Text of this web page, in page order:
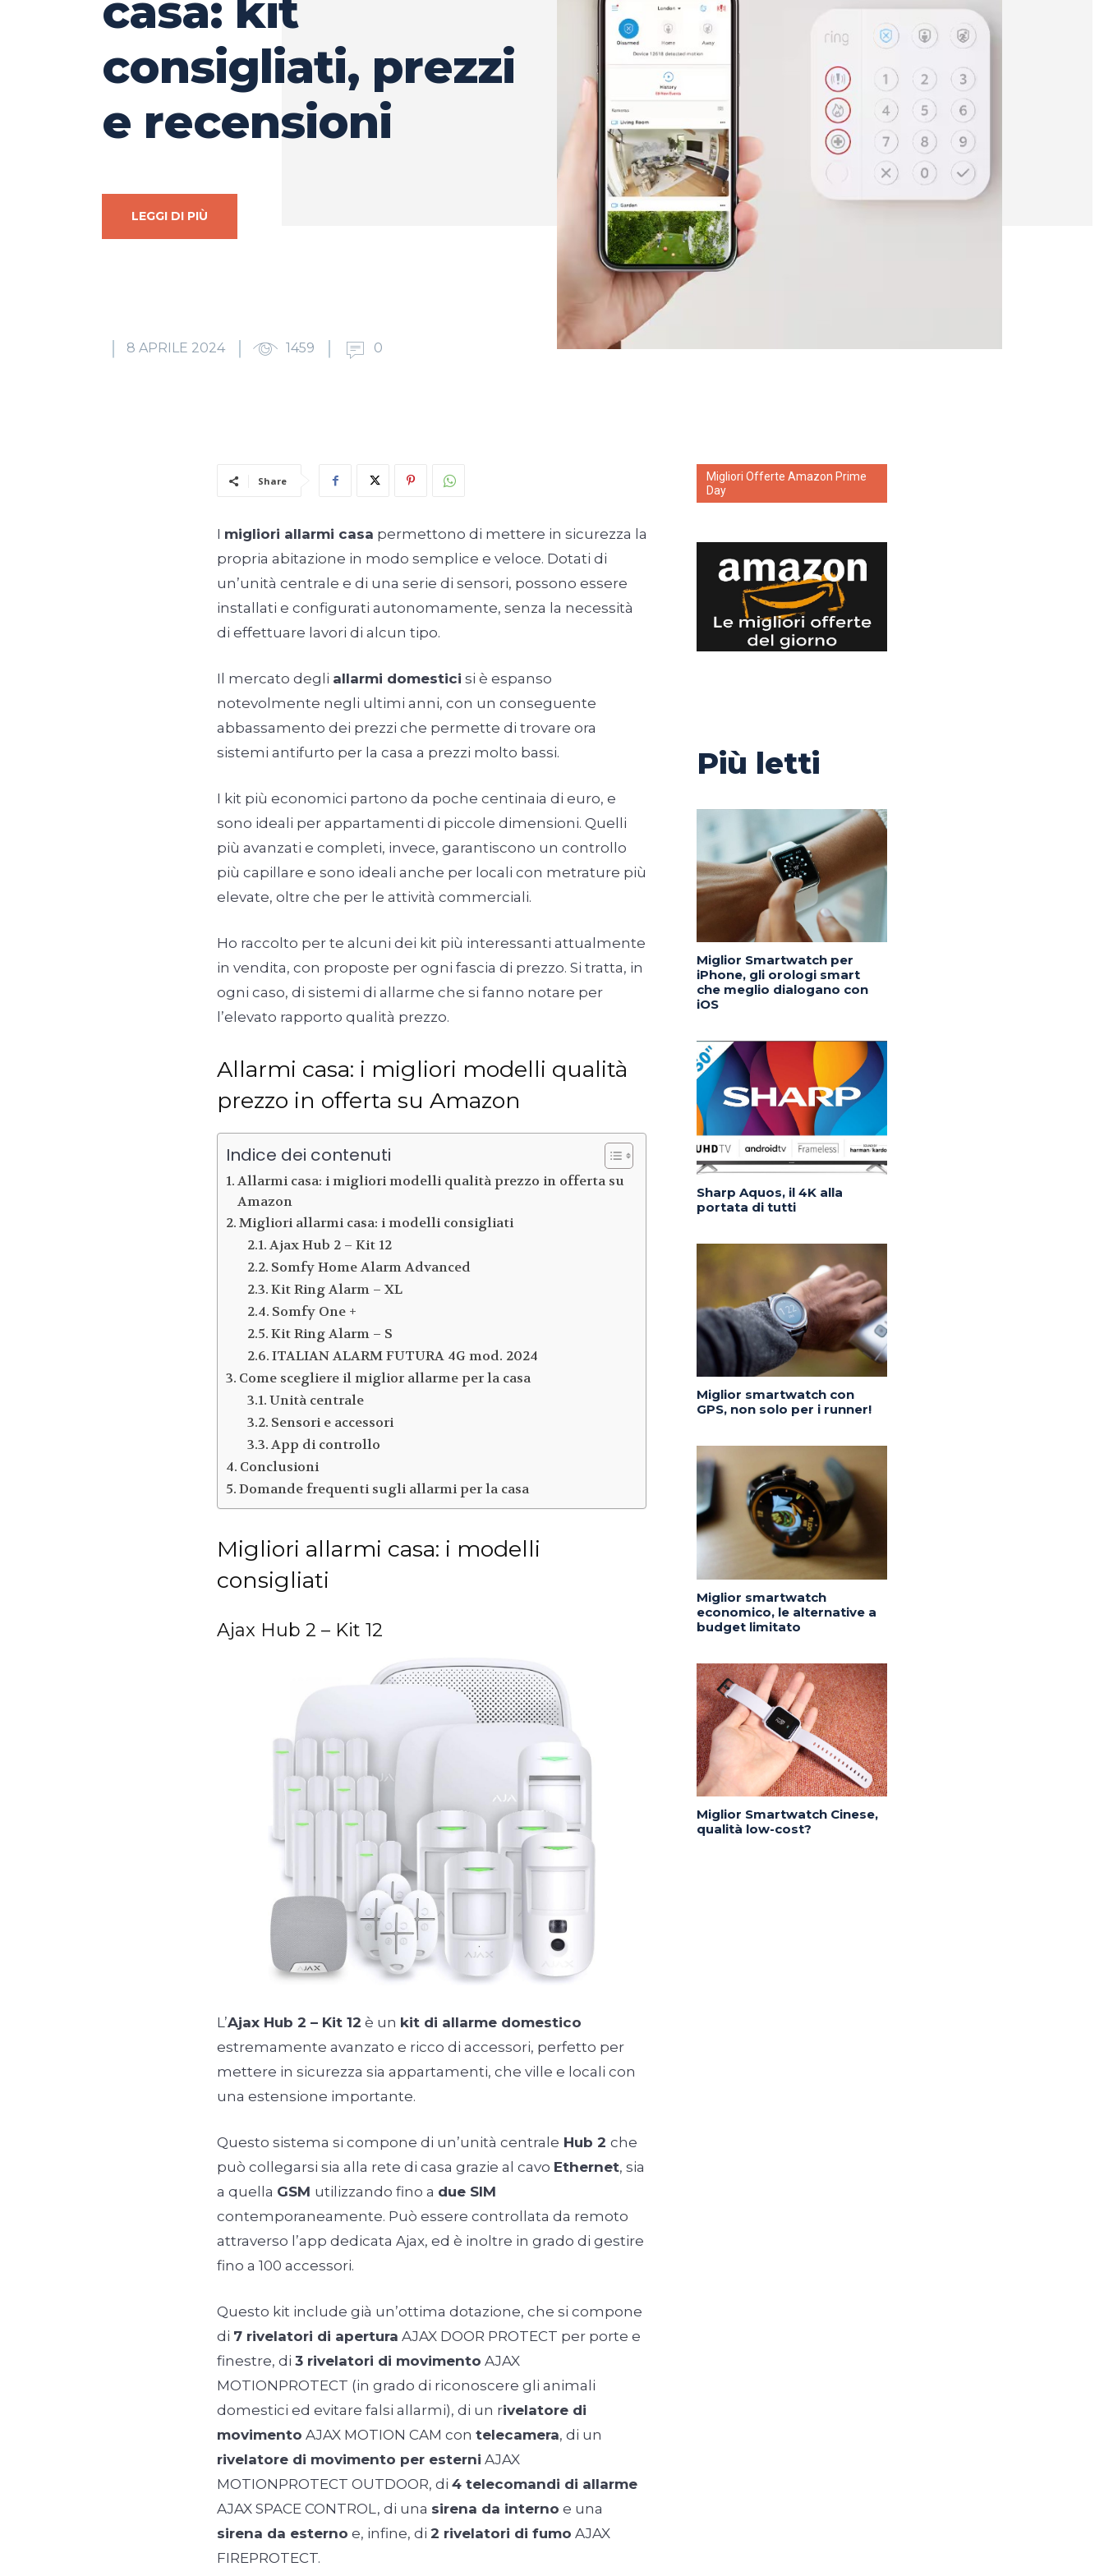
casa: kit
consigliati, prezzi
e recensioni
LEGGI DI PIÙ
8 APRILE 2024 1459 0
Share
I migliori allarmi casa permettono di mettere in sicurezza la
propria abitazione in modo semplice e veloce. Dotati di
un’unità centrale e di una serie di sensori, possono essere
installati e configurati autonomamente, senza la necessità
di effettuare lavori di alcun tipo.
Il mercato degli allarmi domestici si è espanso
notevolmente negli ultimi anni, con un conseguente
abbassamento dei prezzi che permette di trovare ora
sistemi antifurto per la casa a prezzi molto bassi.
I kit più economici partono da poche centinaia di euro, e
sono ideali per appartamenti di piccole dimensioni. Quelli
più avanzati e completi, invece, garantiscono un controllo
più capillare e sono ideali anche per locali con metrature più
elevate, oltre che per le attività commerciali.
Ho raccolto per te alcuni dei kit più interessanti attualmente
in vendita, con proposte per ogni fascia di prezzo. Si tratta, in
ogni caso, di sistemi di allarme che si fanno notare per
l’elevato rapporto qualità prezzo.
Allarmi casa: i migliori modelli qualità
prezzo in offerta su Amazon
Indice dei contenuti
Allarmi casa: i migliori modelli qualità prezzo in offerta su
Amazon
Migliori allarmi casa: i modelli consigliati
Ajax Hub 2 – Kit 12
Somfy Home Alarm Advanced
Kit Ring Alarm – XL
Somfy One +
Kit Ring Alarm – S
ITALIAN ALARM FUTURA 4G mod. 2024
Come scegliere il miglior allarme per la casa
Unità centrale
Sensori e accessori
App di controllo
Conclusioni
Domande frequenti sugli allarmi per la casa
Migliori allarmi casa: i modelli
consigliati
Ajax Hub 2 – Kit 12
L’Ajax Hub 2 – Kit 12 è un kit di allarme domestico
estremamente avanzato e ricco di accessori, perfetto per
mettere in sicurezza sia appartamenti, che ville e locali con
una estensione importante.
Questo sistema si compone di un’unità centrale Hub 2 che
può collegarsi sia alla rete di casa grazie al cavo Ethernet, sia
a quella GSM utilizzando fino a due SIM
contemporaneamente. Può essere controllata da remoto
attraverso l’app dedicata Ajax, ed è inoltre in grado di gestire
fino a 100 accessori.
Questo kit include già un’ottima dotazione, che si compone
di 7 rivelatori di apertura AJAX DOOR PROTECT per porte e
finestre, di 3 rivelatori di movimento AJAX
MOTIONPROTECT (in grado di riconoscere gli animali
domestici ed evitare falsi allarmi), di un rivelatore di
movimento AJAX MOTION CAM con telecamera, di un
rivelatore di movimento per esterni AJAX
MOTIONPROTECT OUTDOOR, di 4 telecomandi di allarme
AJAX SPACE CONTROL, di una sirena da interno e una
sirena da esterno e, infine, di 2 rivelatori di fumo AJAX
FIREPROTECT.
Migliori Offerte Amazon Prime
Day
Più letti
Miglior Smartwatch per
iPhone, gli orologi smart
che meglio dialogano con
iOS
Sharp Aquos, il 4K alla
portata di tutti
Miglior smartwatch con
GPS, non solo per i runner!
Miglior smartwatch
economico, le alternative a
budget limitato
Miglior Smartwatch Cinese,
qualità low-cost?